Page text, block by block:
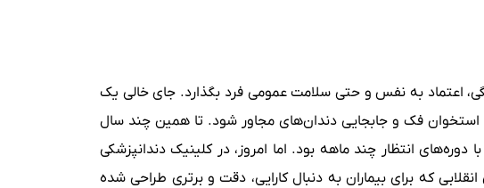
اعتماد به نفس و حتی سلامت عمومی فرد بگذارد. جای خالی یک
استخوان فک و جابجایی دندان‌های مجاور شود. تا همین چند سال
انتظار چند ماهه بود. اما امروز، در کلینیک دندانپزشکی
که برای بیماران به دنبال کارایی، دقت و برتری طراحی شده